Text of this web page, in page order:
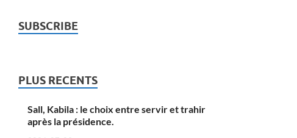
SUBSCRIBE
PLUS RECENTS
Sall, Kabila : le choix entre servir et trahir
après la présidence.